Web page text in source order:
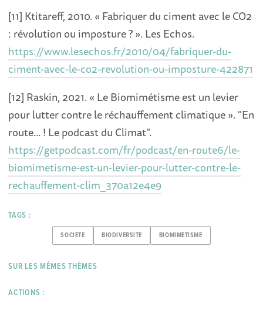
[11] Ktitareff, 2010. « Fabriquer du ciment avec le CO2
: révolution ou imposture ? ». Les Echos.
https://www.lesechos.fr/2010/04/fabriquer-du-
ciment-avec-le-co2-revolution-ou-imposture-422871
[12] Raskin, 2021. « Le Biomimétisme est un levier
pour lutter contre le réchauffement climatique ». "En
route... ! Le podcast du Climat".
https://getpodcast.com/fr/podcast/en-route6/le-
biomimetisme-est-un-levier-pour-lutter-contre-le-
rechauffement-clim_370a12e4e9
TAGS :
SOCIETE BIODIVERSITE BIOMIMETISME
SUR LES MÊMES THÈMES
ACTIONS :